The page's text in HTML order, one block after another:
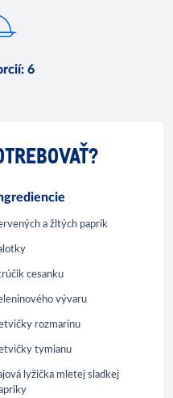
: 6
a žltých paprík
cesanku
vývaru
rozmarínu
tymianu
lyžička mletej sladkej